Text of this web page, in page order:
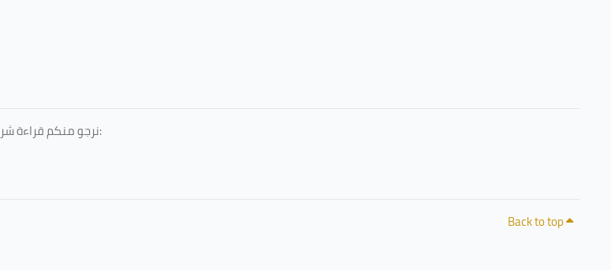
نرجو منكم قراءة شروط الاستخدام الخاصة بالخدمات المقدمة، والمعتمدة من جامعة الطائف، عبر الرابط التالي:
Back to top